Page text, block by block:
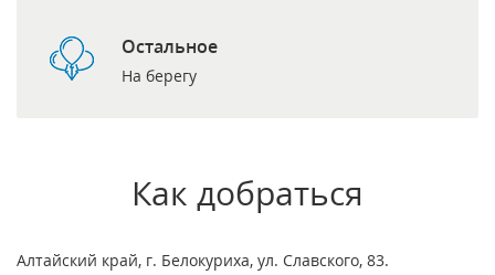
Остальное
На берегу
Как добраться
Алтайский край, г. Белокуриха, ул. Славского, 83.